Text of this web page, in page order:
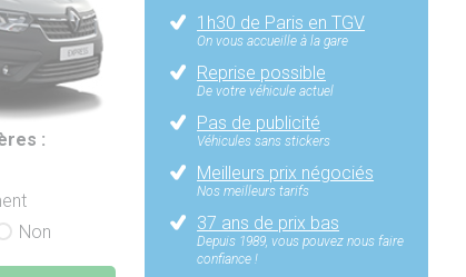
:
Non
1h30 de Paris en TGV
On vous accueille à la gare
Reprise possible
De votre véhicule actuel
Pas de publicité
Véhicules sans stickers
Meilleurs prix négociés
Nos meilleurs tarifs
37 ans de prix bas
Depuis 1989, vous pouvez nous faire
confiance !